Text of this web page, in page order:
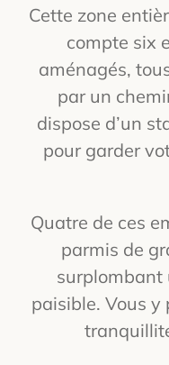
Cette zone
compte six
aménagés,
par un
dispose d’un
pour garder
Quatre de ces
parmis de
surplombant
paisible. Vous y